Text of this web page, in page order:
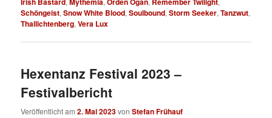
Schöngeist,Snow White Blood,Soulbound,Storm Seeker,Tanzwut,
Thallichtenberg,Vera Lux
Hexentanz Festival 2023 –
Festivalbericht
Veröffentlicht am2. Mai 2023vonStefan Frühauf